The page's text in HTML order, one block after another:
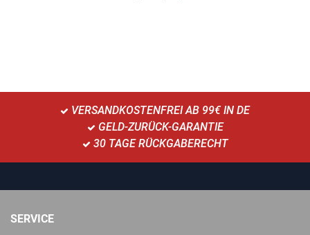
VERSANDKOSTENFREI AB 99€ IN DE
GELD-ZURÜCK-GARANTIE
30 TAGE RÜCKGABERECHT
SERVICE